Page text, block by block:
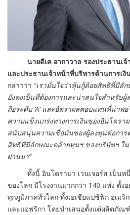
นายดีเค อากาวาล รองประธานเจ้
และประธานเจ้าหน้าที่บริหารด้านการเงิ
กล่าวว่า “เรามั่นใจว่าหุ้นกู้ด้อยสิทธิที่มีลั
ยังคงเป็นที่ต้องการและน่าสนใจสำหรับ
ถือระดับ ‘A’ และอัตราผลตอบแทนที่น่าพ
ความแข็งแกร่งทางการเงินของอินโดรา
สนับสนุนความเชื่อมั่นของผู้ลงทุนต่อกา
สิทธิที่มีลักษณะคล้ายทุนฯ ของบริษัทฯ ใ
ผ่านมา”
ทั้งนี้ อินโดรามา เวนเจอร์ส เป็นห
ของโลก มีโรงงานมากกว่า 140 แห่ง ตั้ง
ทุกภูมิภาคทั่วโลก ทั้งเอเชียแปซิฟิก อเมริ
และแอฟริกา โดยนำเสนอตั้งแต่ผลิตภั